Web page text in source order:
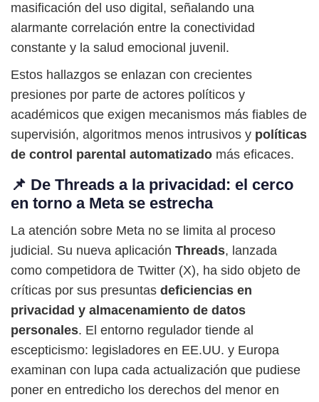
masificación del uso digital, señalando una
alarmante correlación entre la conectividad
constante y la salud emocional juvenil.
Estos hallazgos se enlazan con crecientes
presiones por parte de actores políticos y
académicos que exigen mecanismos más fiables de
supervisión, algoritmos menos intrusivos y políticas
de control parental automatizado más eficaces.
📌 De Threads a la privacidad: el cerco
en torno a Meta se estrecha
La atención sobre Meta no se limita al proceso
judicial. Su nueva aplicación Threads, lanzada
como competidora de Twitter (X), ha sido objeto de
críticas por sus presuntas deficiencias en
privacidad y almacenamiento de datos
personales. El entorno regulador tiende al
escepticismo: legisladores en EE.UU. y Europa
examinan con lupa cada actualización que pudiese
poner en entredicho los derechos del menor en